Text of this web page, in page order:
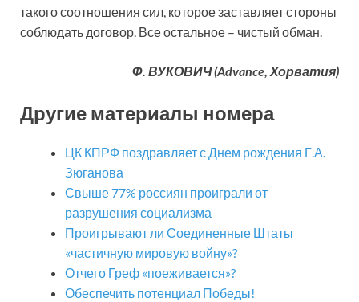
такого соотношения сил, которое заставляет стороны
соблюдать договор. Все остальное – чистый обман.
Ф. ВУКОВИЧ (Advance, Хорватия)
Другие материалы номера
ЦК КПРФ поздравляет с Днем рождения Г.А.
Зюганова
Свыше 77% россиян проиграли от
разрушения социализма
Проигрывают ли Соединенные Штаты
«частичную мировую войну»?
Отчего Греф «поеживается»?
Обеспечить потенциал Победы!